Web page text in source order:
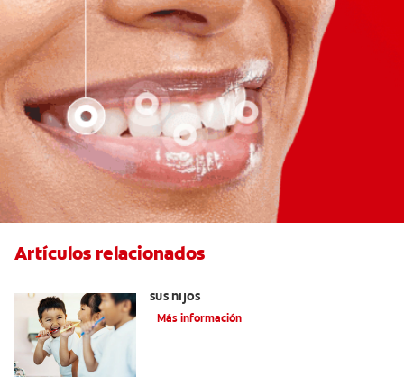
Artículos relacionados
sus hijos
Más información